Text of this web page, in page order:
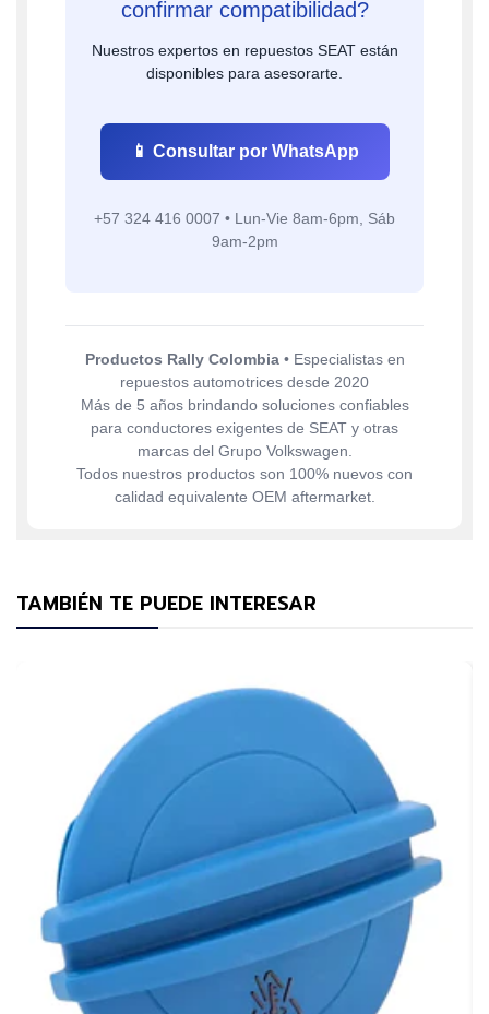
confirmar compatibilidad?
Nuestros expertos en repuestos SEAT están
disponibles para asesorarte.
📱 Consultar por WhatsApp
+57 324 416 0007 • Lun-Vie 8am-6pm, Sáb
9am-2pm
Productos Rally Colombia• Especialistas en
repuestos automotrices desde 2020
Más de 5 años brindando soluciones confiables
para conductores exigentes de SEAT y otras
marcas del Grupo Volkswagen.
Todos nuestros productos son 100% nuevos con
calidad equivalente OEM aftermarket.
TAMBIÉN TE PUEDE INTERESAR